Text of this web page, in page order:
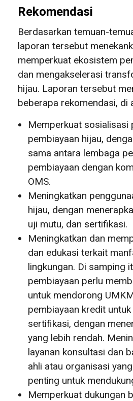
Rekomendasi
Berdasarkan temuan-
laporan tersebut
memperkuat ekosistem
dan mengakselerasi
hijau. Laporan tersebut
beberapa rekomendasi, di
Memperkuat sosialisasi
pembiayaan hijau,
sama antara lembaga
pembiayaan dengan
OMS.
Meningkatkan
hijau, dengan
uji mutu, dan sertifikasi.
Meningkatkan dan
dan edukasi terkait
lingkungan. Di samping
pembiayaan perlu
untuk mendorong
pembiayaan kredit
sertifikasi, dengan
yang lebih rendah.
layanan konsultasi dan
ahli atau organisasi
penting untuk
Memperkuat dukungan